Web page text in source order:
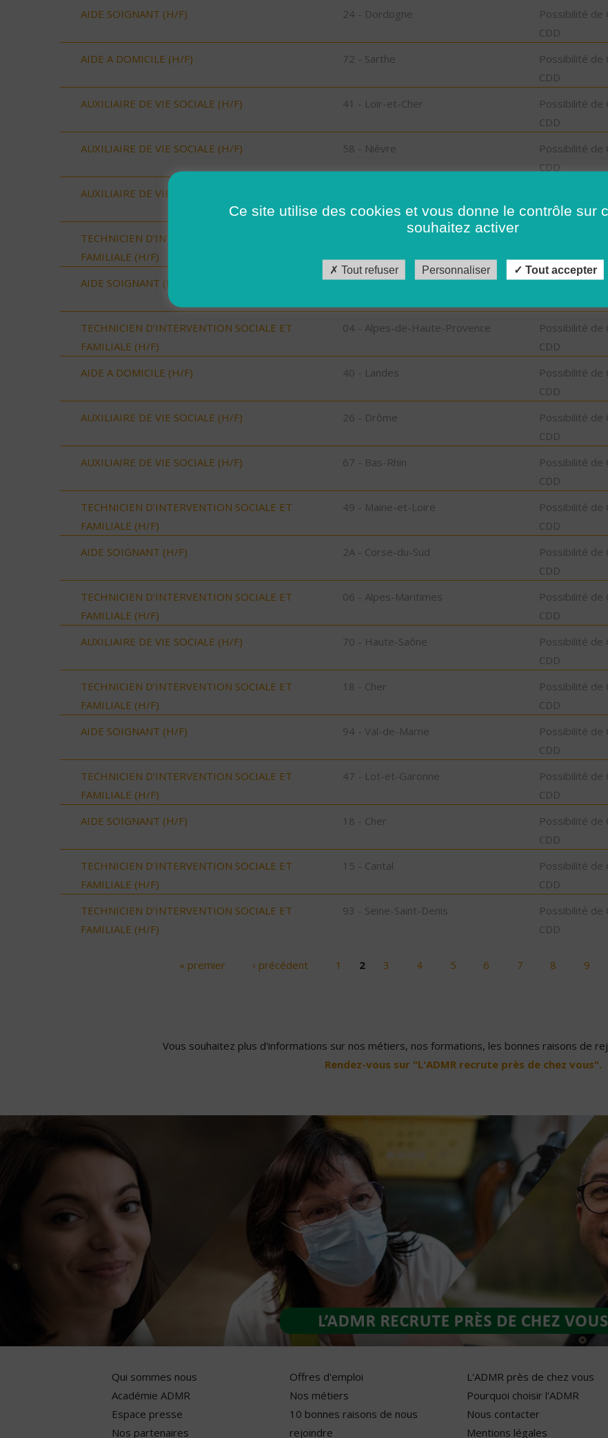
AIDE SOIGNANT (H/F) 24 - Dordogne
Possibilité de
CDD
AIDE A DOMICILE (H/F) 72 - Sarthe
Possibilité de
CDD
AUXILIAIRE DE VIE SOCIALE (H/F) 41 - Loir-et-Cher
Possibilité de
CDD
AUXILIAIRE DE VIE SOCIALE (H/F) 58 - Nièvre
Possibilité de
CDD
AUXILIAIRE DE VIE SOCIALE (H/F)
CDD
TECHNICIEN D’INTERVENTION SOCIALE ET
FAMILIALE (H/F)
CDD
AIDE SOIGNANT (H/F) 2B - Haute-Corse
Possibilité de
TECHNICIEN D’INTERVENTION SOCIALE ET
FAMILIALE (H/F)
04 - Alpes-de-Haute-Provence
Possibilité de
CDD
AIDE A DOMICILE (H/F) 40 - Landes
Possibilité de
CDD
AUXILIAIRE DE VIE SOCIALE (H/F) 26 - Drôme
Possibilité de
CDD
AUXILIAIRE DE VIE SOCIALE (H/F) 67 - Bas-Rhin
Possibilité de
CDD
TECHNICIEN D’INTERVENTION SOCIALE ET
FAMILIALE (H/F)
49 - Maine-et-Loire
Possibilité de
CDD
AIDE SOIGNANT (H/F) 2A - Corse-du-Sud
Possibilité de
CDD
TECHNICIEN D’INTERVENTION SOCIALE ET
FAMILIALE (H/F)
06 - Alpes-Maritimes
Possibilité de
CDD
AUXILIAIRE DE VIE SOCIALE (H/F) 70 - Haute-Saône
Possibilité de
CDD
TECHNICIEN D’INTERVENTION SOCIALE ET
FAMILIALE (H/F)
18 - Cher
Possibilité de
CDD
AIDE SOIGNANT (H/F) 94 - Val-de-Marne
Possibilité de
CDD
TECHNICIEN D’INTERVENTION SOCIALE ET
FAMILIALE (H/F)
47 - Lot-et-Garonne
Possibilité de
CDD
AIDE SOIGNANT (H/F) 18 - Cher
Possibilité de
CDD
TECHNICIEN D’INTERVENTION SOCIALE ET
FAMILIALE (H/F)
15 - Cantal
Possibilité de
CDD
TECHNICIEN D’INTERVENTION SOCIALE ET
FAMILIALE (H/F)
93 - Seine-Saint-Denis
Possibilité de
CDD
« premier ‹ précédent 1 2 3 4 5 6 7 8 9
Vous souhaitez plus d'informations sur nos métiers, nos formations, les bonnes raisons de
Rendez-vous sur "L'ADMR recrute près de chez vous".
Qui sommes nous
Académie ADMR
Espace presse
Nos partenaires
Offres d'emploi
Nos métiers
10 bonnes raisons de nous
rejoindre
L'ADMR près de chez vous
Pourquoi choisir l'ADMR
Nous contacter
Mentions légales
Ce site utilise des cookies et vous donne le contrôle sur
souhaitez activer
Tout refuser Personnaliser Tout accepter